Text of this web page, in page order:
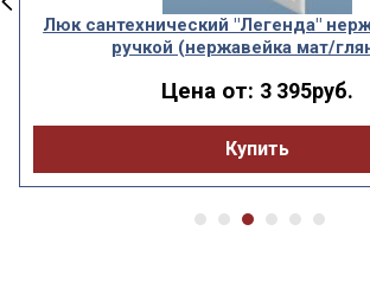
Люк сантехнический "Легенда"
ручкой (нержавейка мат/
Цена от: 3 395руб.
Купить